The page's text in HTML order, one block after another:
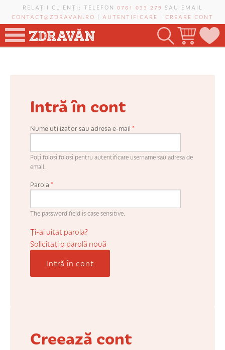
Mergi la conţinutul principal
RELAȚII CLIENȚI: TELEFON 0761 033 279 SAU EMAIL
CONTACT@ZDRAVAN.RO | AUTENTIFICARE | CREARE CONT
VIȚĂ-DE-VIE
Intră în cont
Nume utilizator sau adresa e-mail *
Poți folosi folosi pentru autentificare username sau adresa de
email.
Parola *
The password field is case sensitive.
Ți-ai uitat parola?
Solicitaţi o parolă nouă
Intră în cont
Creează cont